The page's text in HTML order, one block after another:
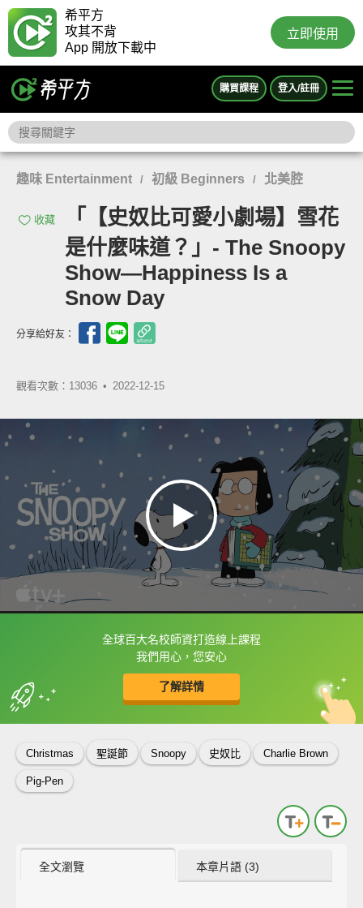
希平方
攻其不背
App 開放下載中
立即使用
購買課程 登入/註冊
趣味 Entertainment / 初級 Beginners / 北美腔
收藏
「【史奴比可愛小劇場】雪花
是什麼味道？」- The Snoopy
Show—Happiness Is a
Snow Day
分享給好友：
觀看次數：13036 • 2022-12-15
全球百大名校師資打造線上課程
我們用心，您安心
了解詳情
框選或點兩下字幕可以直接查字典喔！
收錄佳句 中
英
Christmas 聖誕節 Snoopy 史奴比 Charlie Brown
Pig-Pen
全文瀏覽 本章片語 (3)